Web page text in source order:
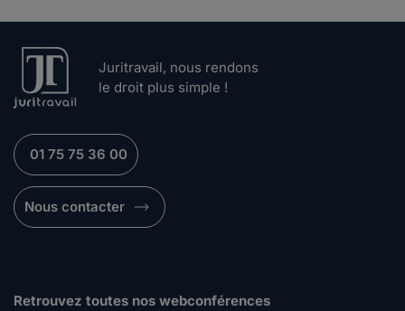
Juritravail, nous rendons
le droit plus simple !
01 75 75 36 00
Nous contacter
Retrouvez toutes nos webconférences